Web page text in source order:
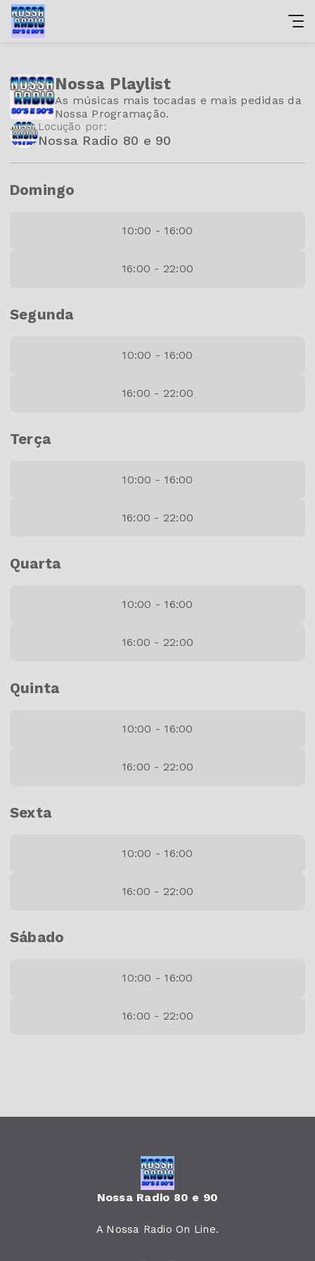
Nossa Playlist
As músicas mais tocadas e mais pedidas da
Nossa Programação.
Locução por:
Nossa Radio 80 e 90
Domingo
10:00 - 16:00
16:00 - 22:00
Segunda
10:00 - 16:00
16:00 - 22:00
Terça
10:00 - 16:00
16:00 - 22:00
Quarta
10:00 - 16:00
16:00 - 22:00
Quinta
10:00 - 16:00
16:00 - 22:00
Sexta
10:00 - 16:00
16:00 - 22:00
Sábado
10:00 - 16:00
16:00 - 22:00
Nossa Radio 80 e 90
A Nossa Radio On Line.